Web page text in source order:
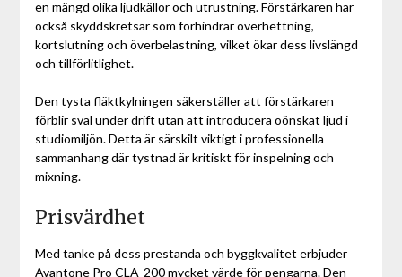
en mängd olika ljudkällor och utrustning. Förstärkaren har
också skyddskretsar som förhindrar överhettning,
kortslutning och överbelastning, vilket ökar dess livslängd
och tillförlitlighet.
Den tysta fläktkylningen säkerställer att förstärkaren
förblir sval under drift utan att introducera oönskat ljud i
studiomiljön. Detta är särskilt viktigt i professionella
sammanhang där tystnad är kritiskt för inspelning och
mixning.
Prisvärdhet
Med tanke på dess prestanda och byggkvalitet erbjuder
Avantone Pro CLA-200 mycket värde för pengarna. Den